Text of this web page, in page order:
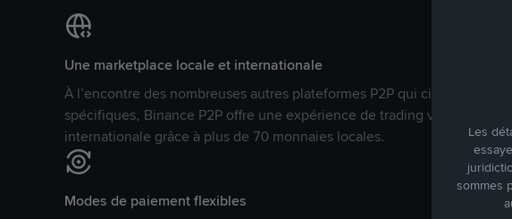
Une marketplace locale et internationale
À l’encontre des nombreuses autres plateformes P2P qui ciblent des
spécifiques, Binance P2P offre une expérience de trading véritablement
internationale grâce à plus de 70 monnaies locales.
Modes de paiement flexibles
Les
sommes